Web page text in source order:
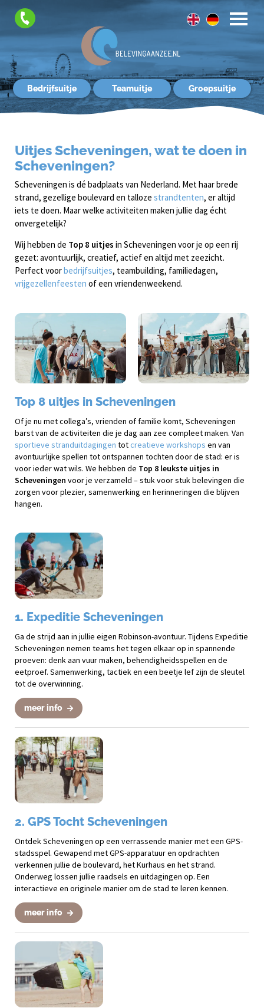
Bedrijfsuitje Teamuitje Groepsuitje
Uitjes Scheveningen, wat te doen in
Scheveningen?
Scheveningen is dé badplaats van Nederland. Met haar brede
strand, gezellige boulevard en talloze strandtenten, er altijd
iets te doen. Maar welke activiteiten maken jullie dag écht
onvergetelijk?
Wij hebben de Top 8 uitjes in Scheveningen voor je op een rij
gezet: avontuurlijk, creatief, actief en altijd met zeezicht.
Perfect voorbedrijfsuitjes, teambuilding, familiedagen,
vrijgezellenfeesten of een vriendenweekend.
Top 8 uitjes in Scheveningen
Of je nu met collega’s, vrienden of familie komt, Scheveningen
barst van de activiteiten die je dag aan zee compleet maken. Van
sportieve stranduitdagingen totcreatieve workshops en van
avontuurlijke spellen tot ontspannen tochten door de stad: er is
voor ieder wat wils. We hebben de Top 8 leukste uitjes in
Scheveningen voor je verzameld – stuk voor stuk belevingen die
zorgen voor plezier, samenwerking en herinneringen die blijven
hangen.
1. Expeditie Scheveningen
Ga de strijd aan in jullie eigen Robinson-avontuur. Tijdens Expeditie
Scheveningen nemen teams het tegen elkaar op in spannende
proeven: denk aan vuur maken, behendigheidsspellen en de
eetproef. Samenwerking, tactiek en een beetje lef zijn de sleutel
tot de overwinning.
meer info
2. GPS Tocht Scheveningen
Ontdek Scheveningen op een verrassende manier met een GPS-
stadsspel. Gewapend met GPS-apparatuur en opdrachten
verkennen jullie de boulevard, het Kurhaus en het strand.
Onderweg lossen jullie raadsels en uitdagingen op. Een
interactieve en originele manier om de stad te leren kennen.
meer info